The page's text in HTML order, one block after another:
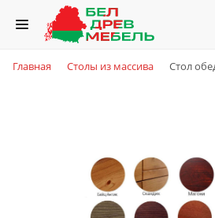
Главная Столы из массива Стол